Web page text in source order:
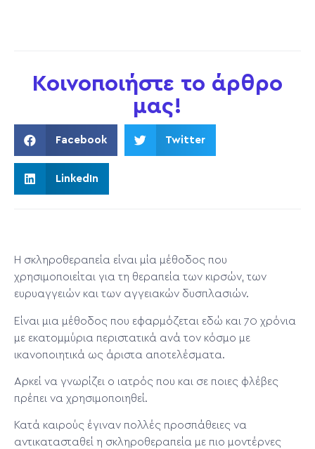
Κοινοποιήστε το άρθρο
μας!
Facebook Twitter
LinkedIn
H σκληροθεραπεία είναι μία μέθοδος που
χρησιμοποιείται για τη θεραπεία των κιρσών, των
ευρυαγγειών και των αγγειακών δυσπλασιών.
Είναι μια μέθοδος που εφαρμόζεται εδώ και 70 χρόνια
με εκατομμύρια περιστατικά ανά τον κόσμο με
ικανοποιητικά ως άριστα αποτελέσματα.
Αρκεί να γνωρίζει ο ιατρός που και σε ποιες φλέβες
πρέπει να χρησιμοποιηθεί.
Κατά καιρούς έγιναν πολλές προσπάθειες να
αντικατασταθεί η σκληροθεραπεία με πιο μοντέρνες